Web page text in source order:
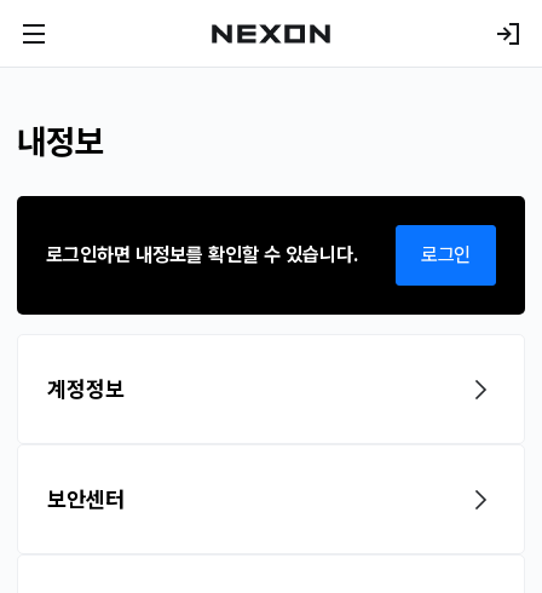
내정보
로그인하면 내정보를 확인할 수 있습니다. 로그인
계정정보
보안센터